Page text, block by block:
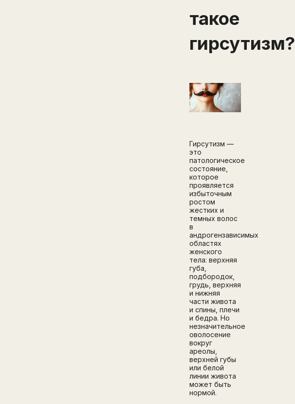
такое
гирсутизм?
Гирсутизм —
это
патологическое
состояние,
которое
проявляется
избыточным
ростом
жестких и
темных волос
в
андрогензависимых
областях
женского
тела: верхняя
губа,
подбородок,
грудь, верхняя
и нижняя
части живота
и спины, плечи
и бедра. Но
незначительное
оволосение
вокруг
ареолы,
верхней губы
или белой
линии живота
может быть
нормой.